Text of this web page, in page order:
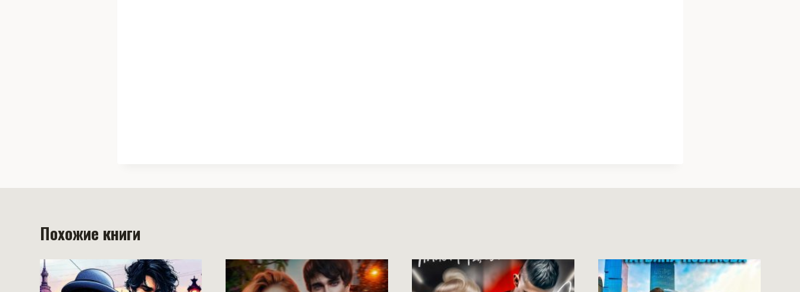
Похожие книги